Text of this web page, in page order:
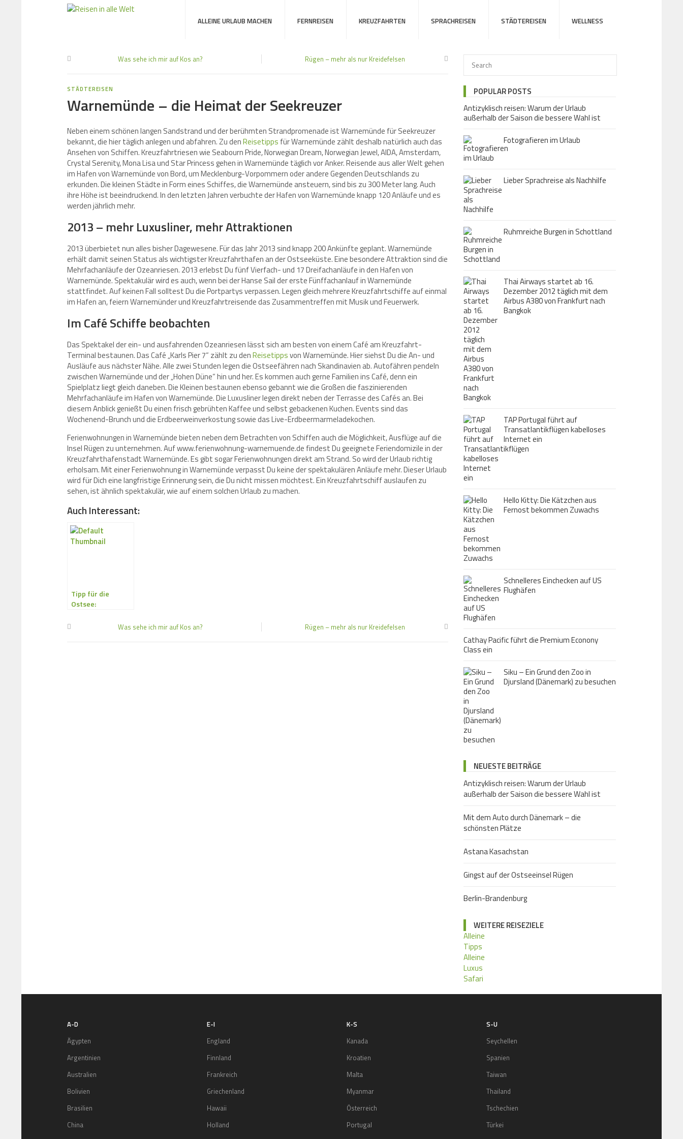
ALLEINE URLAUB MACHEN FERNREISEN KREUZFAHRTEN SPRACHREISEN STÄDTEREISEN WELLNESS
Was sehe ich mir auf Kos an? Rügen – mehr als nur Kreidefelsen
STÄDTEREISEN
Warnemünde – die Heimat der Seekreuzer
Neben einem schönen langen Sandstrand und der berühmten Strandpromenade ist Warnemünde für Seekreuzer
bekannt, die hier täglich anlegen und abfahren. Zu denReisetipps für Warnemünde zählt deshalb natürlich auch das
Ansehen von Schiffen. Kreuzfahrtriesen wie Seabourn Pride, Norwegian Dream, Norwegian Jewel, AIDA, Amsterdam,
Crystal Serenity, Mona Lisa und Star Princess gehen in Warnemünde täglich vor Anker. Reisende aus aller Welt gehen
im Hafen von Warnemünde von Bord, um Mecklenburg-Vorpommern oder andere Gegenden Deutschlands zu
erkunden. Die kleinen Städte in Form eines Schiffes, die Warnemünde ansteuern, sind bis zu 300 Meter lang. Auch
ihre Höhe ist beeindruckend. In den letzten Jahren verbuchte der Hafen von Warnemünde knapp 120 Anläufe und es
werden jährlich mehr.
2013 – mehr Luxusliner, mehr Attraktionen
2013 überbietet nun alles bisher Dagewesene. Für das Jahr 2013 sind knapp 200 Ankünfte geplant. Warnemünde
erhält damit seinen Status als wichtigster Kreuzfahrthafen an der Ostseeküste. Eine besondere Attraktion sind die
Mehrfachanläufe der Ozeanriesen. 2013 erlebst Du fünf Vierfach- und 17 Dreifachanläufe in den Hafen von
Warnemünde. Spektakulär wird es auch, wenn bei der Hanse Sail der erste Fünffachanlauf in Warnemünde
stattfindet. Auf keinen Fall solltest Du die Portpartys verpassen. Legen gleich mehrere Kreuzfahrtschiffe auf einmal
im Hafen an, feiern Warnemünder und Kreuzfahrtreisende das Zusammentreffen mit Musik und Feuerwerk.
Im Café Schiffe beobachten
Das Spektakel der ein- und ausfahrenden Ozeanriesen lässt sich am besten von einem Café am Kreuzfahrt-
Terminal bestaunen. Das Café „Karls Pier 7“ zählt zu denReisetippsvon Warnemünde. Hier siehst Du die An- und
Ausläufe aus nächster Nähe. Alle zwei Stunden legen die Ostseefähren nach Skandinavien ab. Autofähren pendeln
zwischen Warnemünde und der „Hohen Düne“ hin und her. Es kommen auch gerne Familien ins Café, denn ein
Spielplatz liegt gleich daneben. Die Kleinen bestaunen ebenso gebannt wie die Großen die faszinierenden
Mehrfachanläufe im Hafen von Warnemünde. Die Luxusliner legen direkt neben der Terrasse des Cafés an. Bei
diesem Anblick genießt Du einen frisch gebrühten Kaffee und selbst gebackenen Kuchen. Events sind das
Wochenend-Brunch und die Erdbeerweinverkostung sowie das Live-Erdbeermarmeladekochen.
Ferienwohnungen in Warnemünde bieten neben dem Betrachten von Schiffen auch die Möglichkeit, Ausflüge auf die
Insel Rügen zu unternehmen. Auf www.ferienwohnung-warnemuende.de findest Du geeignete Feriendomizile in der
Kreuzfahrthafenstadt Warnemünde. Es gibt sogar Ferienwohnungen direkt am Strand. So wird der Urlaub richtig
erholsam. Mit einer Ferienwohnung in Warnemünde verpasst Du keine der spektakulären Anläufe mehr. Dieser Urlaub
wird für Dich eine langfristige Erinnerung sein, die Du nicht missen möchtest. Ein Kreuzfahrtschiff auslaufen zu
sehen, ist ähnlich spektakulär, wie auf einem solchen Urlaub zu machen.
Auch Interessant:
Tipp für die
Ostsee:
Was sehe ich mir auf Kos an? Rügen – mehr als nur Kreidefelsen
POPULAR POSTS
Antizyklisch reisen: Warum der Urlaub
außerhalb der Saison die bessere Wahl ist
Fotografieren im Urlaub
Lieber Sprachreise als Nachhilfe
Ruhmreiche Burgen in Schottland
Thai Airways startet ab 16.
Dezember 2012 täglich mit dem
Airbus A380 von Frankfurt nach
Bangkok
TAP Portugal führt auf
Transatlantikflügen kabelloses
Internet ein
Hello Kitty: Die Kätzchen aus
Fernost bekommen Zuwachs
Schnelleres Einchecken auf US
Flughäfen
Cathay Pacific führt die Premium Econony
Class ein
Siku – Ein Grund den Zoo in
Djursland (Dänemark) zu besuchen
NEUESTE BEITRÄGE
Antizyklisch reisen: Warum der Urlaub
außerhalb der Saison die bessere Wahl ist
Mit dem Auto durch Dänemark – die
schönsten Plätze
Astana Kasachstan
Gingst auf der Ostseeinsel Rügen
Berlin-Brandenburg
WEITERE REISEZIELE
Alleine
Tipps
Alleine
Luxus
Safari
A-D
Ägypten
Argentinien
Australien
Bolivien
Brasilien
China
E-I
England
Finnland
Frankreich
Griechenland
Hawaii
Holland
K-S
Kanada
Kroatien
Malta
Myanmar
Österreich
Portugal
S-U
Seychellen
Spanien
Taiwan
Thailand
Tschechien
Türkei